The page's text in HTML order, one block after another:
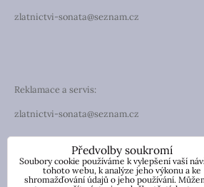
zlatnictvi-sonata@seznam.cz
Reklamace a servis:
zlatnictvi-sonata@seznam.cz
TELEFON
Telefon: +420 774 194 130
Předvolby soukromí
Soubory cookie používáme k vylepšení vaší
tohoto webu, k analýze jeho výkonu a ke
shromažďování údajů o jeho používání.